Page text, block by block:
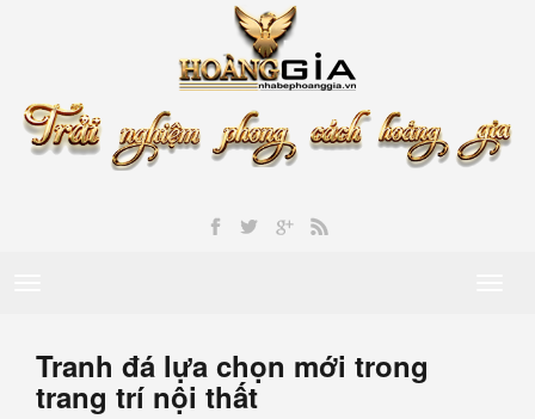
Tranh đá lựa chọn mới trong
trang trí nội thất